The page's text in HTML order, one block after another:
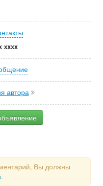
xxxx
автора
Вы должны
.